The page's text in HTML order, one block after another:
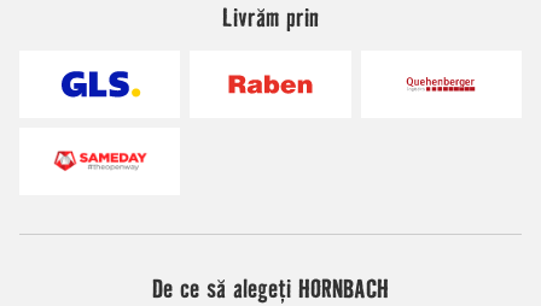
Livrăm prin
De ce să alegeți HORNBACH